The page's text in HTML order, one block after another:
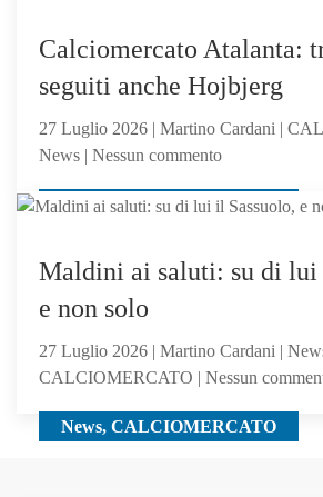
Girone
B
CALCIOMERCATO, News
Calciomercato Atalanta:
seguiti anche Hojbjerg
27 Luglio 2026 | Martino Cardani |
News | Nessun commentosu
Atalanta:
anche
News, CALCIOMERCATO
Maldini ai saluti: su di lui
e non solo
27 Luglio 2026 | Martino Cardani |
CALCIOMERCATO | Nessun